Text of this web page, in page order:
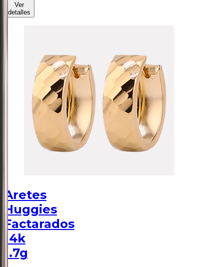
Ver
detalles
Aretes
Huggies
Factarados
14k
1.7g